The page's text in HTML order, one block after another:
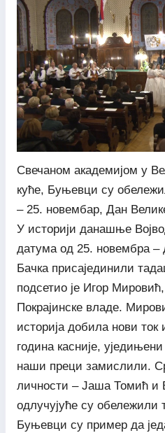
Свечаном академијом у
куће, Буњевци су
– 25. новембар, Дан
У историји данашње
датума од 25. новембра –
Бачка присајединили
подсетио је Игор
Покрајинске владе.
историја добила нови
година касније,
наши преци замислили.
личности – Јаша Томић и
одлучујуће су обележили
Буњевци су пример да